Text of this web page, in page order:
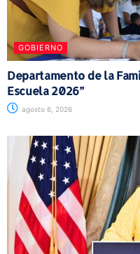
GOBIERNO
Departamento de la
Escuela 2026”
agosto 6, 2026